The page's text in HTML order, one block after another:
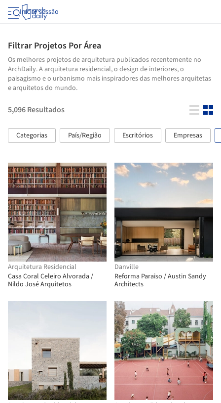
Iniciar sessão
Filtrar Projetos Por Área
Os melhores projetos de arquitetura publicados recentemente no
ArchDaily. A arquitetura residencial, o design de interiores, o
paisagismo e o urbanismo mais inspiradores das melhores arquitetas
e arquitetos do mundo.
5,096Resultados
Categorias País/Região Escritórios Empresas
Arquitetura Residencial
Casa Coral Celeiro Alvorada /
Nildo José Arquitetos
Danville
Reforma Paraiso / Austin Sandy
Architects